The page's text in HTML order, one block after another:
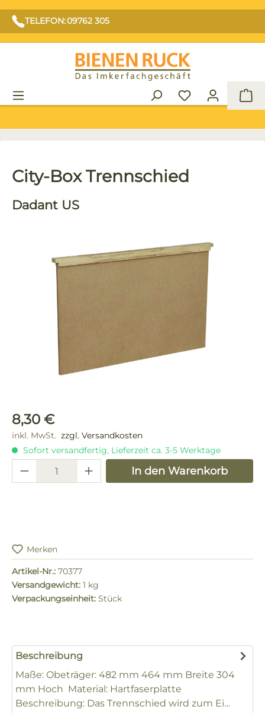
TELEFON: 09762 305
City-Box Trennschied
Dadant US
Bildergalerie überspringen
Regulärer Preis:
8,30 €
inkl. MwSt. zzgl. Versandkosten
Sofort versandfertig, Lieferzeit ca. 3-5 Werktage
Produkt Anzahl: Gib denIn den Warenkorb
Merken
Artikel-Nr.: 70377
Versandgewicht: 1 kg
Verpackungseinheit: Stück
Beschreibung
Maße: Obeträger: 482 mm 464 mm Breite 304
mm Hoch Material: Hartfaserplatte
Beschreibung: Das Trennschied wird zum Ei…